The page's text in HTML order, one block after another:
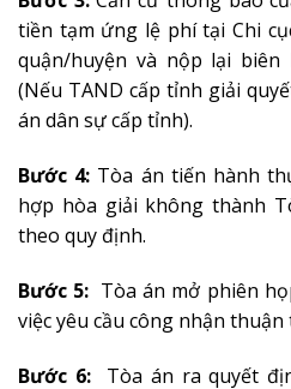
tiền tạm ứng lệ phí tại Chi
quận/huyện và nộp lại
(Nếu TAND cấp tỉnh giải
án dân sự cấp tỉnh).
Bước 4: Tòa án tiến hành
hợp hòa giải không thành
theo quy định.
Bước 5: Tòa án mở phiên
việc yêu cầu công nhận thuận
Bước 6: Tòa án ra quyết